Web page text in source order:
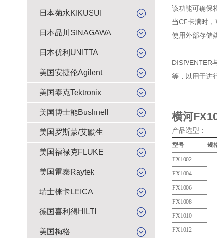
日本菊水KIKUSUI
日本品川SINAGAWA
日本优利UNITTA
美国安捷伦Agilent
美国泰克Tektronix
美国博士能Bushnell
美国罗斯蒙/艾默生
美国福禄克FLUKE
美国雷泰Raytek
瑞士徕卡LEICA
德国喜利得HILTI
美国梅格
该功能可确保
当CF卡满时
使用外部存储
DISP/ENTER
等，以用于进
横河
产品选型：
型号 规
FX1002
FX1004
FX1006
FX1008
FX1010
FX1012